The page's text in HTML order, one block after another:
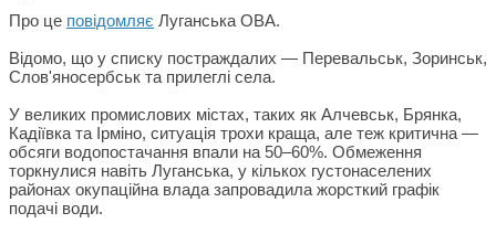
Про це повідомляє Луганська ОВА.
Відомо, що у списку постраждалих — Перевальськ, Зоринськ,
Слов'яносербськ та прилеглі села.
У великих промислових містах, таких як Алчевськ, Брянка,
Кадіївка та Ірміно, ситуація трохи краща, але теж критична —
обсяги водопостачання впали на 50–60%. Обмеження
торкнулися навіть Луганська, у кількох густонаселених
районах окупаційна влада запровадила жорсткий графік
подачі води.